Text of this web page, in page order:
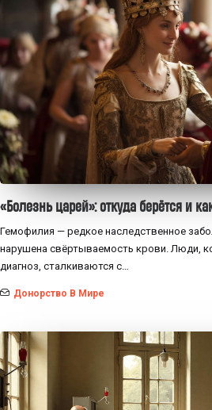
«Болезнь царей»: откуда берётся и
Гемофилия — редкое наследственное
нарушена свёртываемость крови. Люди,
диагноз, сталкиваются с…
Донорство В Мире